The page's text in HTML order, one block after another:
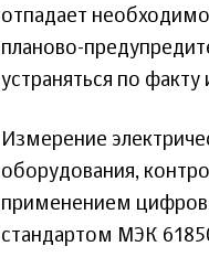
отпадает
планово-
устраняться по факту
Измерение
оборудования,
применением
стандартом МЭК